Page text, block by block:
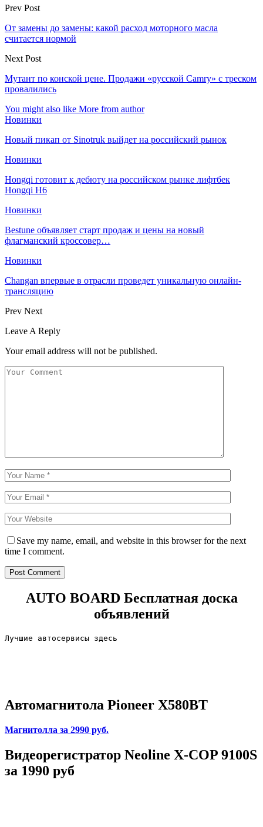
Prev Post
От замены до замены: какой расход моторного масла
считается нормой
Next Post
Мутант по конской цене. Продажи «русской Camry» с треском
провалились
You might also like More from author
Новинки
Новый пикап от Sinotruk выйдет на российский рынок
Новинки
Hongqi готовит к дебюту на российском рынке лифтбек
Hongqi H6
Новинки
Bestune объявляет старт продаж и цены на новый
флагманский кроссовер…
Новинки
Changan впервые в отрасли проведет уникальную онлайн-
трансляцию
Prev Next
Leave A Reply
Your email address will not be published.
Save my name, email, and website in this browser for the next
time I comment.
AUTO BOARDБесплатная доска
объявлений
Лучшие автосервисы здесь
Автомагнитола Pioneer X580BT
Магнитолла за 2990 руб.
Видеорегистратор Neoline X-COP 9100S
за 1990 руб